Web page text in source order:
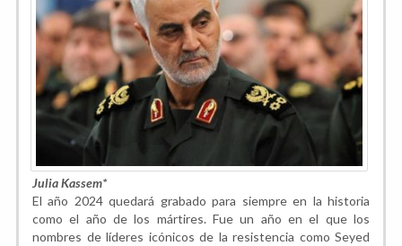
Julia Kassem*
El año 2024 quedará grabado para siempre en la historia
como el año de los mártires. Fue un año en el que los
nombres de líderes icónicos de la resistencia como Seyed